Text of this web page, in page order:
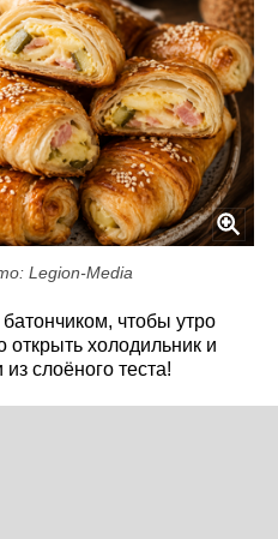
Legion-Media
чтобы утро
открыть холодильник и
слоёного теста!